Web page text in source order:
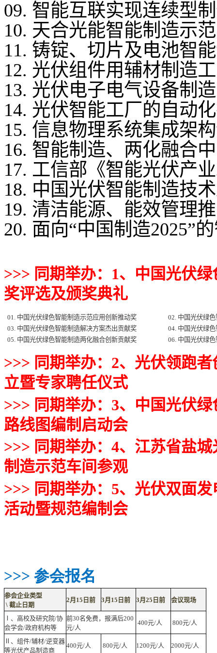
09. 智能互联实现连续型
10. 天合光能智能制造示
11. 铸锭、切片及电池智
12. 光伏组件用辅材制造
13. 光伏电子电气设备制
14. 光伏智能工厂的自动
15. 信息物理系统集成架
16. 智能制造、两化融合
17. 工信部《智能光伏产
18. 中国光伏智能制造技
19. 清洁能源、能效管理
20. 面向“中国制造2025”
>>> 同期举办： 1、中国光伏绿
奖评选及颁奖典礼
01.
中国光伏绿色智能制造示范应用创新推动奖
03. 中国光伏绿色智能制造解决方案杰出贡献奖
05. 中国光伏绿色智能制造两化融合创新贡献奖
02. 中国光伏绿
04. 中国光伏绿
06. 中国光伏绿
>>> 同期举办： 2、光伏领跑
立暨专家聘任仪式
>>> 同期举办： 3、中国光伏
路线图编制启动会
>>> 同期举办： 4、江苏省盐
制造示范车间参观
>>> 同期举办： 5、光伏双面
活动暨规范编制会
>>> 参会报名
参会企业类型
\ 截止日期
2月15日前 3月15日前 3月25日前 会议现场
Ⅰ、高校及研究院/协
会学会/政府机构等
前30名免费，报满后200
元/人
400元/人 800元/人
Ⅱ、组件/辅材/逆变器
等光伏产品制造商
400元/人 800元/人 1200元/人 2000元/人